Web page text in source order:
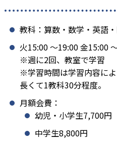
教科：算数・数学・英語
火15:00 〜19:00 金15:00
※週に2回、教室で学習
※学習時間は学習内容に
長くて1教科30分程度。
月額会費：
幼児・小学生7,700円
中学生8,800円